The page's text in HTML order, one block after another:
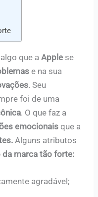
que aApple se
e na sua
. Seu
foi de uma
. O que faz a
emocionais que a
Alguns atributos
marca tão forte:
agradável;